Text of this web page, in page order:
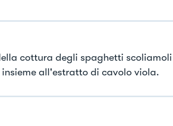
cottura degli spaghetti scoliamoli
all'estratto di cavolo viola.